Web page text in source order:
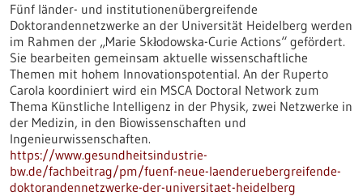
Fünf länder- und institutionenübergreifende
Doktorandennetzwerke an der Universität Heidelberg werden
im Rahmen der „Marie Skłodowska-Curie Actions“ gefördert.
Sie bearbeiten gemeinsam aktuelle wissenschaftliche
Themen mit hohem Innovationspotential. An der Ruperto
Carola koordiniert wird ein MSCA Doctoral Network zum
Thema Künstliche Intelligenz in der Physik, zwei Netzwerke in
der Medizin, in den Biowissenschaften und
Ingenieurwissenschaften.
https://www.gesundheitsindustrie-
bw.de/fachbeitrag/pm/fuenf-neue-laenderuebergreifende-
doktorandennetzwerke-der-universitaet-heidelberg